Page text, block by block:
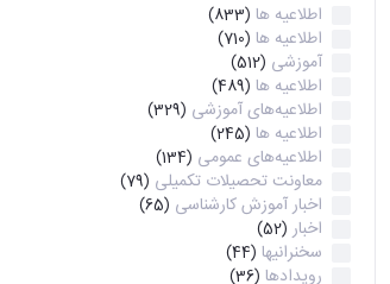
اطلاعیه ها (833)
اطلاعیه ها (710)
آموزشی (512)
اطلاعیه ها (489)
اطلاعیه‌های‌ آموزشی (329)
اطلاعیه ها (245)
اطلاعیه‌های عمومی (134)
معاونت تحصیلات تکمیلی (79)
اخبار آموزش کارشناسی (65)
اخبار (52)
سخنرانیها (44)
رویدادها (36)